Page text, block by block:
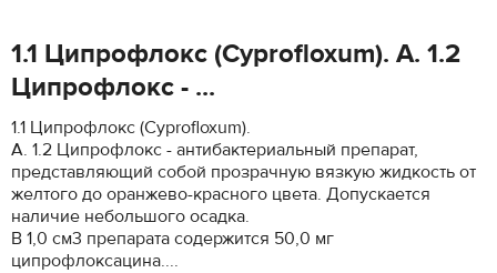
1.1 Ципрофлокс (Cyprofloxum). А. 1.2
Ципрофлокс - ...
1.1 Ципрофлокс (Cyprofloxum).
А. 1.2 Ципрофлокс - антибактериальный препарат,
представляющий собой прозрачную вязкую жидкость от
желтого до оранжево-красного цвета. Допускается
наличие небольшого осадка.
В 1,0 см3 препарата содержится 50,0 мг
ципрофлоксацина....